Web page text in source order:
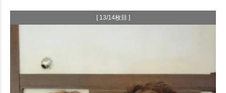
[ 13/14枚目 ]